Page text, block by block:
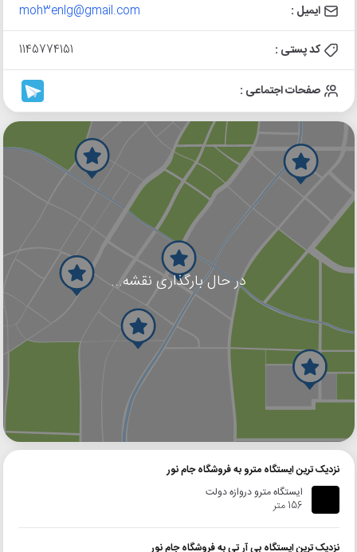
ایمیل : moh3enlg@gmail.com
کد پستی : 1145774151
صفحات اجتماعی :
در حال بارگذاری نقشه...
گوگل
نزدیک ترین ایستگاه مترو به فروشگاه جام نور
ایستگاه مترو دروازه دولت
156 متر
نزدیک ترین ایستگاه بی آر تی به فروشگاه جام نور